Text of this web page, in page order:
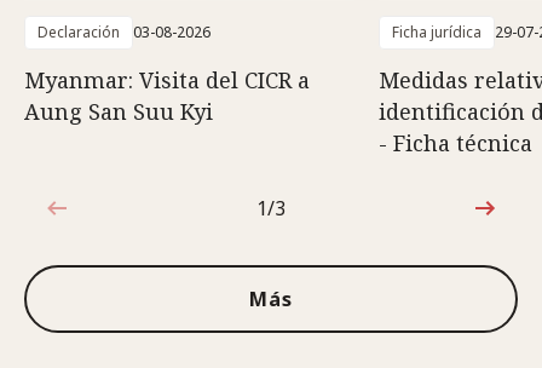
Declaración 03-08-2026
Myanmar: Visita del CICR a
Aung San Suu Kyi
Ficha jurídica 29-
Medidas
identificación
- Ficha técnica
1de3
1/3
Más